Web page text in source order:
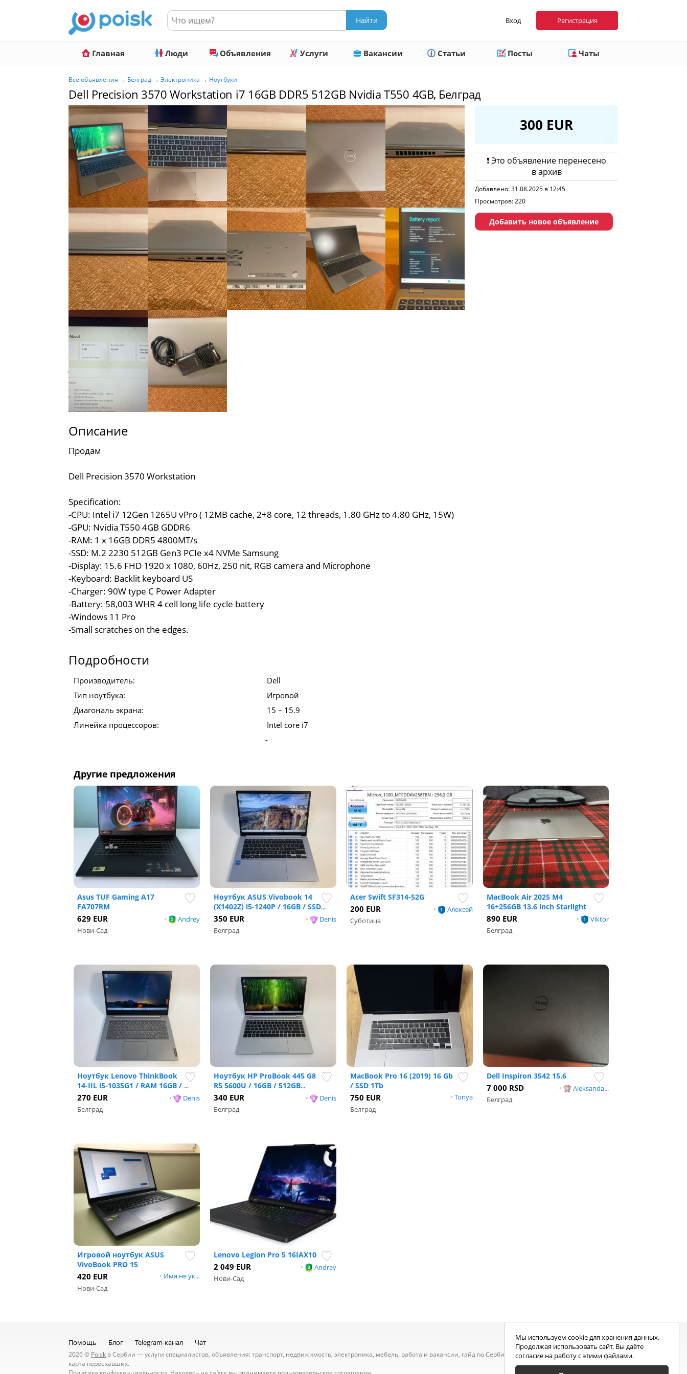
Вход Регистрация
Главная Люди Объявления Услуги Вакансии Статьи Посты Чаты
Все объявления → Белград →Электроника → Ноутбуки
Dell Precision 3570 Workstation i7 16GB DDR5 512GB Nvidia T550 4GB, Белград
Описание
Продам
Dell Precision 3570 Workstation
Specification:
-CPU: Intel i7 12Gen 1265U vPro ( 12MB cache, 2+8 core, 12 threads, 1.80 GHz to 4.80 GHz, 15W)
-GPU: Nvidia T550 4GB GDDR6
-RAM: 1 x 16GB DDR5 4800MT/s
-SSD: M.2 2230 512GB Gen3 PCIe x4 NVMe Samsung
-Display: 15.6 FHD 1920 x 1080, 60Hz, 250 nit, RGB camera and Microphone
-Keyboard: Backlit keyboard US
-Charger: 90W type C Power Adapter
-Battery: 58,003 WHR 4 cell long life cycle battery
-Windows 11 Pro
-Small scratches on the edges.
Подробности
Производитель:
Dell
Тип ноутбука:
Игровой
Диагональ экрана:
15 – 15.9
Линейка процессоров:
Intel core i7
-
300 EUR
❗️ Это объявление перенесено
в архив
Добавлено: 31.08.2025 в 12:45
Просмотров: 220
Добавить новое объявление
Другие предложения
Asus TUF Gaming A17
FA707RM
• Andrey
629 EUR
Нови-Сад
Ноутбук ASUS Vivobook 14
(X1402Z) i5-1240P / 16GB / SSD...
•
Denis
350 EUR
Белград
Acer Swift SF314-52G
• Алексей
200 EUR
Суботица
MacBook Air 2025 M4
16+256GB 13.6 inch Starlight
• Viktor
890 EUR
Белград
Ноутбук Lenovo ThinkBook
14-IIL i5-1035G1 / RAM 16GB / ...
•
Denis
270 EUR
Белград
Ноутбук HP ProBook 445 G8
R5 5600U / 16GB / 512GB...
•
Denis
340 EUR
Белград
MacBook Pro 16 (2019) 16 Gb
/ SSD 1Tb
• Tonya
750 EUR
Белград
Dell Inspiron 3542 15.6
• Aleksanda...
7 000 RSD
Белград
Игровой ноутбук ASUS
VivoBook PRO 15
• Имя не ук...
420 EUR
Нови-Сад
Lenovo Legion Pro 5 16IAX10
• Andrey
2 049 EUR
Нови-Сад
Помощь Блог Telegram-канал Чат
2026 © Poisk в Сербии — услуги специалистов, объявления: транспорт, недвижимость, электроника, мебель, работа и вакансии, гайд по Сербии, статьи, новости, посты людей,
карта переехавших.
Мы используем cookie для хранения данных.
Продолжая использовать сайт, Вы даёте
согласие на работу с этими файлами.